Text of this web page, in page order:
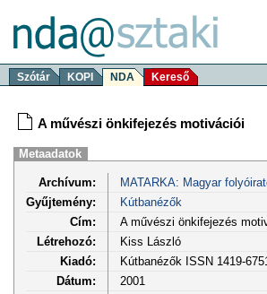
Szótár KOPI NDA Kereső
A művészi önkifejezés motivációi
Metaadatok
Archívum:
MATARKA: Magyar
Gyűjtemény:
Kútbanézők
Cím:
A művészi önkifejezés
Létrehozó:
Kiss László
Kiadó:
Kútbanézők ISSN 1419-6751
Dátum:
2001